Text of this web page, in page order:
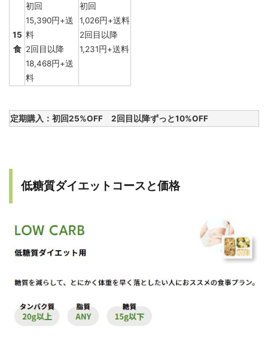
15
食
初回
15,390円+送
料
2回目以降
18,468円+送
料
初回
1,026円+送料
2回目以降
1,231円+送料
定期購入：初回25%OFF 2回目以降ずっと10%OFF
低糖質ダイエットコースと価格